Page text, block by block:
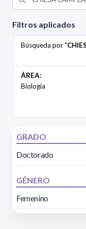
Filtros aplicados
Búsqueda por "
ÁREA:
Biología
GRADO
Doctorado
GÉNERO
Femenino